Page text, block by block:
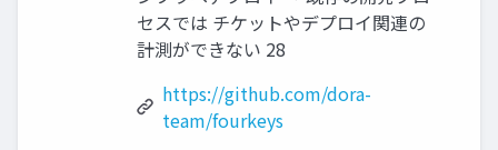
セスでは チケットやデプロイ関連の
計測ができない 28
https://github.com/dora-
team/fourkeys